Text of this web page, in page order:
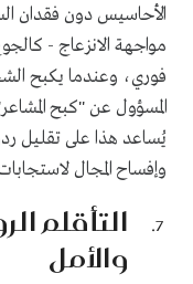
الأحاسيس دون فقدان
مواجهة الانزعاج -
فوري، وعندما يكبح
المسؤول عن "كبح
يُساعد هذا على تقليل
وإفساح المجال
التأقلم
والأمل